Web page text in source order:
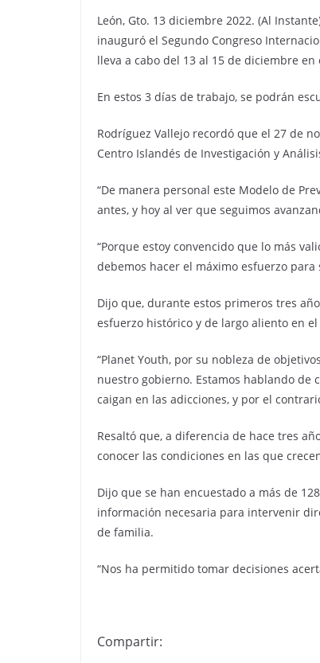
León, Gto. 13 diciembre 2022. (Al
inauguró el Segundo Congreso
lleva a cabo del 13 al 15 de diciembre en
En estos 3 días de trabajo, se podrán
Rodríguez Vallejo recordó que el 27 de
Centro Islandés de Investigación y
“De manera personal este Modelo de
antes, y hoy al ver que seguimos
“Porque estoy convencido que lo más
debemos hacer el máximo esfuerzo para
Dijo que, durante estos primeros tres
esfuerzo histórico y de largo aliento en
“Planet Youth, por su nobleza de
nuestro gobierno. Estamos hablando de
caigan en las adicciones, y por el
Resaltó que, a diferencia de hace tres
conocer las condiciones en las que
Dijo que se han encuestado a más de
información necesaria para intervenir
de familia.
“Nos ha permitido tomar decisiones
Compartir: